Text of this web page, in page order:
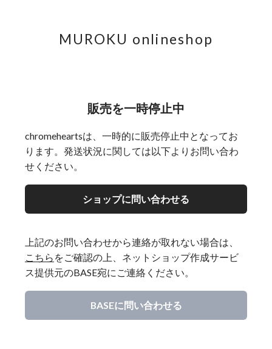
MUROKU onlineshop
販売を一時停止中
chromeheartsは、一時的に販売停止中となってお
ります。発送状況に関しては以下よりお問い合わ
せください。
ショップに問い合わせる
上記のお問い合わせから連絡が取れない場合は、
こちら をご確認の上、ネットショップ作成サービ
ス提供元のBASE宛にご連絡ください。
BASEに問い合わせる